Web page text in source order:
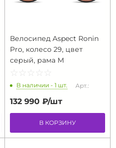
Велосипед Aspect Ronin
Pro, колесо 29, цвет
серый, рама M
☆ ☆ ☆ ☆ ☆
★ ★ ★ ★ ★
В наличии - 1 шт. Арт.:
132 990 ₽/шт
В КОРЗИНУ